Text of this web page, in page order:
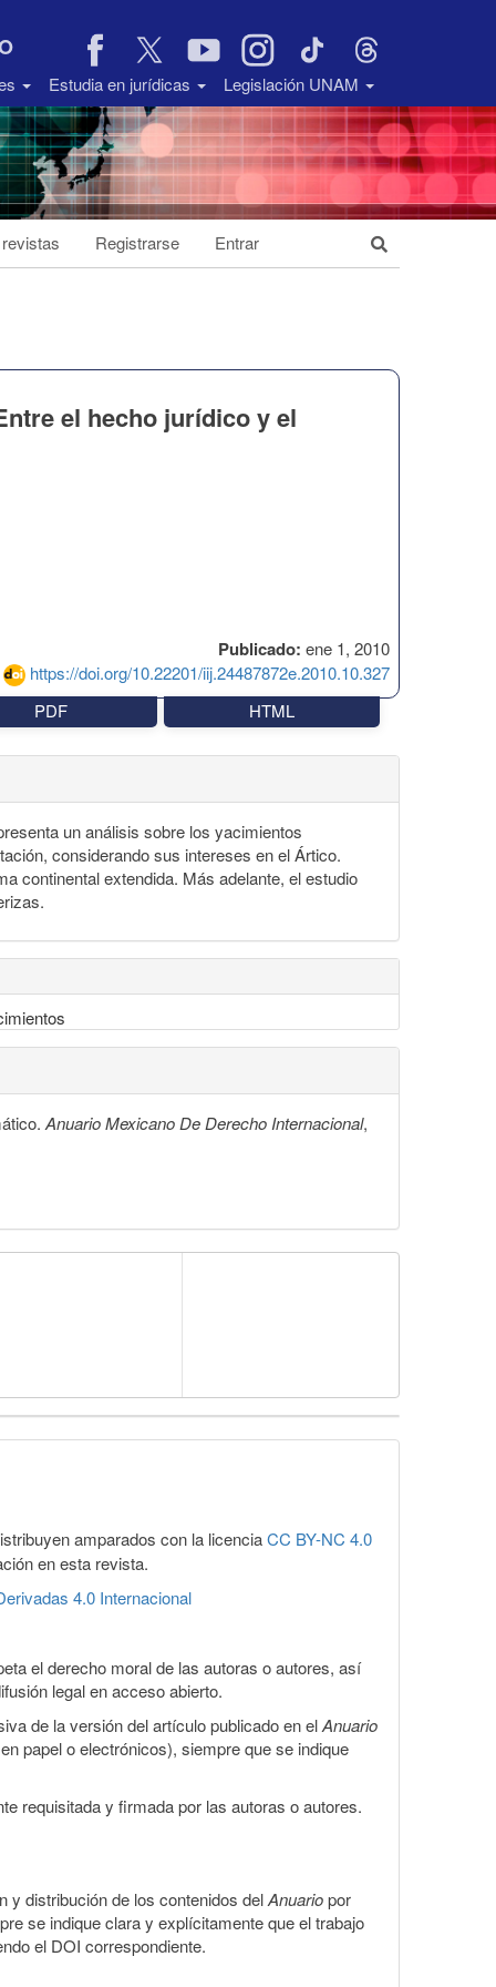
Estudia en jurídicas Legislación UNAM
Registrarse Entrar
Publicado: ene 1, 2010
https://doi.org/10.22201/iij.24487872e.2010.10.327
el hecho jurídico y el
PDF HTML
un análisis sobre los yacimientos
considerando sus intereses en el Ártico.
continental extendida. Más adelante, el estudio
Anuario Mexicano De Derecho Internacional,
amparados con la licenciaCC BY-NC 4.0
en esta revista.
4.0 Internacional
el derecho moral de las autoras o autores, así
legal en acceso abierto.
de la versión del artículo publicado en elAnuario
papel o electrónicos), siempre que se indique
requisitada y firmada por las autoras o autores.
y distribución de los contenidos delAnuariopor
se indique clara y explícitamente que el trabajo
el DOI correspondiente.